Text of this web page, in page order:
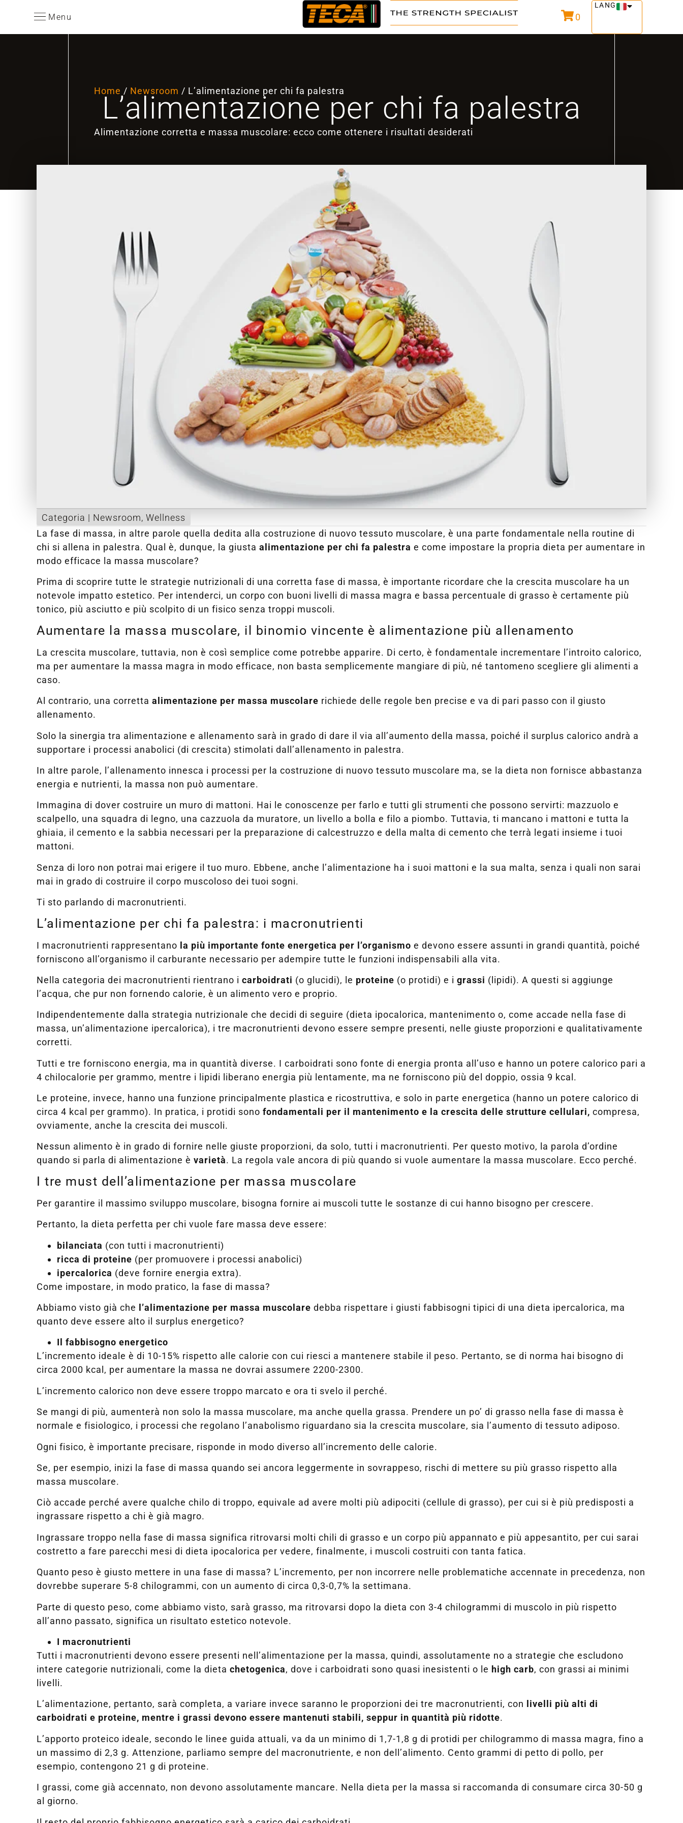
Menu 0
LANG
Home / Newsroom / L’alimentazione per chi fa palestra
L’alimentazione per chi fa palestra
Alimentazione corretta e massa muscolare: ecco come ottenere i risultati desiderati
Categoria | Newsroom, Wellness
La fase di massa, in altre parole quella dedita alla costruzione di nuovo tessuto muscolare, è una parte fondamentale nella routine di
chi si allena in palestra. Qual è, dunque, la giusta alimentazione per chi fa palestra e come impostare la propria dieta per aumentare in
modo efficace la massa muscolare?
Prima di scoprire tutte le strategie nutrizionali di una corretta fase di massa, è importante ricordare che la crescita muscolare ha un
notevole impatto estetico. Per intenderci, un corpo con buoni livelli di massa magra e bassa percentuale di grasso è certamente più
tonico, più asciutto e più scolpito di un fisico senza troppi muscoli.
Aumentare la massa muscolare, il binomio vincente è alimentazione più allenamento
La crescita muscolare, tuttavia, non è così semplice come potrebbe apparire. Di certo, è fondamentale incrementare l’introito calorico,
ma per aumentare la massa magra in modo efficace, non basta semplicemente mangiare di più, né tantomeno scegliere gli alimenti a
caso.
Al contrario, una corretta alimentazione per massa muscolare richiede delle regole ben precise e va di pari passo con il giusto
allenamento.
Solo la sinergia tra alimentazione e allenamento sarà in grado di dare il via all’aumento della massa, poiché il surplus calorico andrà a
supportare i processi anabolici (di crescita) stimolati dall’allenamento in palestra.
In altre parole, l’allenamento innesca i processi per la costruzione di nuovo tessuto muscolare ma, se la dieta non fornisce abbastanza
energia e nutrienti, la massa non può aumentare.
Immagina di dover costruire un muro di mattoni. Hai le conoscenze per farlo e tutti gli strumenti che possono servirti: mazzuolo e
scalpello, una squadra di legno, una cazzuola da muratore, un livello a bolla e filo a piombo. Tuttavia, ti mancano i mattoni e tutta la
ghiaia, il cemento e la sabbia necessari per la preparazione di calcestruzzo e della malta di cemento che terrà legati insieme i tuoi
mattoni.
Senza di loro non potrai mai erigere il tuo muro. Ebbene, anche l’alimentazione ha i suoi mattoni e la sua malta, senza i quali non sarai
mai in grado di costruire il corpo muscoloso dei tuoi sogni.
Ti sto parlando di macronutrienti.
L’alimentazione per chi fa palestra: i macronutrienti
I macronutrienti rappresentano la più importante fonte energetica per l’organismo e devono essere assunti in grandi quantità, poiché
forniscono all’organismo il carburante necessario per adempire tutte le funzioni indispensabili alla vita.
Nella categoria dei macronutrienti rientrano i carboidrati (o glucidi), le proteine (o protidi) e i grassi (lipidi). A questi si aggiunge
l’acqua, che pur non fornendo calorie, è un alimento vero e proprio.
Indipendentemente dalla strategia nutrizionale che decidi di seguire (dieta ipocalorica, mantenimento o, come accade nella fase di
massa, un’alimentazione ipercalorica), i tre macronutrienti devono essere sempre presenti, nelle giuste proporzioni e qualitativamente
corretti.
Tutti e tre forniscono energia, ma in quantità diverse. I carboidrati sono fonte di energia pronta all’uso e hanno un potere calorico pari a
4 chilocalorie per grammo, mentre i lipidi liberano energia più lentamente, ma ne forniscono più del doppio, ossia 9 kcal.
Le proteine, invece, hanno una funzione principalmente plastica e ricostruttiva, e solo in parte energetica (hanno un potere calorico di
circa 4 kcal per grammo). In pratica, i protidi sono fondamentali per il mantenimento e la crescita delle strutture cellulari, compresa,
ovviamente, anche la crescita dei muscoli.
Nessun alimento è in grado di fornire nelle giuste proporzioni, da solo, tutti i macronutrienti. Per questo motivo, la parola d’ordine
quando si parla di alimentazione è varietà. La regola vale ancora di più quando si vuole aumentare la massa muscolare. Ecco perché.
I tre must dell’alimentazione per massa muscolare
Per garantire il massimo sviluppo muscolare, bisogna fornire ai muscoli tutte le sostanze di cui hanno bisogno per crescere.
Pertanto, la dieta perfetta per chi vuole fare massa deve essere:
bilanciata (con tutti i macronutrienti)
ricca di proteine (per promuovere i processi anabolici)
ipercalorica (deve fornire energia extra).
Come impostare, in modo pratico, la fase di massa?
Abbiamo visto già che
l’alimentazione per massa muscolare debba rispettare i giusti fabbisogni tipici di una dieta ipercalorica, ma
quanto deve essere alto il surplus energetico?
Il fabbisogno energetico
L’incremento ideale è di 10-15% rispetto alle calorie con cui riesci a mantenere stabile il peso. Pertanto, se di norma hai bisogno di
circa 2000 kcal, per aumentare la massa ne dovrai assumere 2200-2300.
L’incremento calorico non deve essere troppo marcato e ora ti svelo il perché.
Se mangi di più, aumenterà non solo la massa muscolare, ma anche quella grassa. Prendere un po’ di grasso nella fase di massa è
normale e fisiologico, i processi che regolano l’anabolismo riguardano sia la crescita muscolare, sia l’aumento di tessuto adiposo.
Ogni fisico, è importante precisare, risponde in modo diverso all’incremento delle calorie.
Se, per esempio, inizi la fase di massa quando sei ancora leggermente in sovrappeso, rischi di mettere su più grasso rispetto alla
massa muscolare.
Ciò accade perché avere qualche chilo di troppo, equivale ad avere molti più adipociti (cellule di grasso), per cui si è più predisposti a
ingrassare rispetto a chi è già magro.
Ingrassare troppo nella fase di massa significa ritrovarsi molti chili di grasso e un corpo più appannato e più appesantito, per cui sarai
costretto a fare parecchi mesi di dieta ipocalorica per vedere, finalmente, i muscoli costruiti con tanta fatica.
Quanto peso è giusto mettere in una fase di massa? L’incremento, per non incorrere nelle problematiche accennate in precedenza, non
dovrebbe superare 5-8 chilogrammi, con un aumento di circa 0,3-0,7% la settimana.
Parte di questo peso, come abbiamo visto, sarà grasso, ma ritrovarsi dopo la dieta con 3-4 chilogrammi di muscolo in più rispetto
all’anno passato, significa un risultato estetico notevole.
I macronutrienti
Tutti i macronutrienti devono essere presenti nell’alimentazione per la massa, quindi, assolutamente no a strategie che escludono
intere categorie nutrizionali, come la dieta chetogenica, dove i carboidrati sono quasi inesistenti o le high carb, con grassi ai minimi
livelli.
L’alimentazione, pertanto, sarà completa, a variare invece saranno le proporzioni dei tre macronutrienti, con
livelli più alti di
carboidrati e proteine, mentre i grassi devono essere mantenuti stabili, seppur in quantità più ridotte.
L’apporto proteico ideale, secondo le linee guida attuali, va da un minimo di 1,7-1,8 g di protidi per chilogrammo di massa magra, fino a
un massimo di 2,3 g. Attenzione, parliamo sempre del macronutriente, e non dell’alimento. Cento grammi di petto di pollo, per
esempio, contengono 21 g di proteine.
I grassi, come già accennato, non devono assolutamente mancare. Nella dieta per la massa si raccomanda di consumare circa 30-50 g
al giorno.